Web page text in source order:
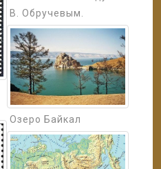
В. Обручевым.
Озеро Байкал